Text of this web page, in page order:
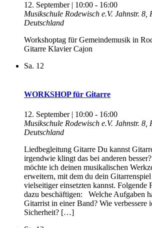
12. September | 10:00 - 16:00
Musikschule Rodewisch e.V. Jahnstr. 8,
Deutschland
Workshoptag für Gemeindemusik in
Gitarre Klavier Cajon
Sa. 12
WORKSHOP für Gitarre
12. September | 10:00 - 16:00
Musikschule Rodewisch e.V. Jahnstr. 8,
Deutschland
Liedbegleitung Gitarre Du kannst
irgendwie klingt das bei anderen
möchte ich deinen musikalischen
erweitern, mit dem du dein
vielseitiger einsetzten kannst. Folgende
dazu beschäftigen: Welche Aufgaben
Gitarrist in einer Band? Wie verbessere
Sicherheit? […]